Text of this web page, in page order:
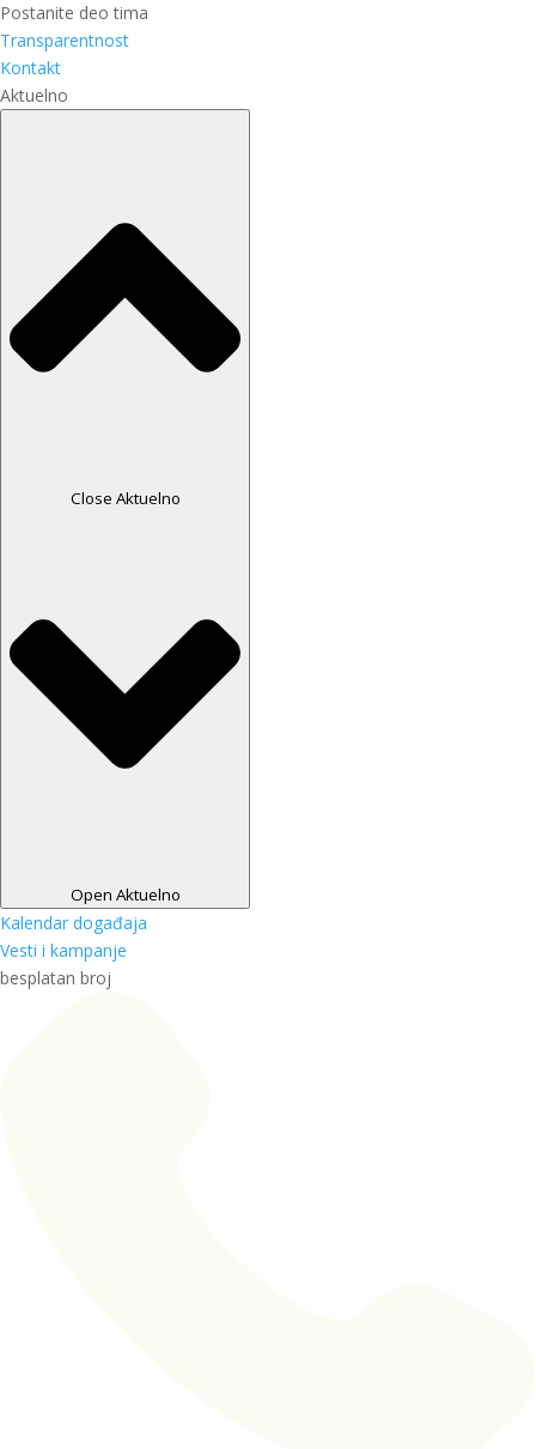
Postanite deo tima
Transparentnost
Kontakt
Aktuelno
Close Aktuelno
Open Aktuelno
Kalendar događaja
Vesti i kampanje
besplatan broj